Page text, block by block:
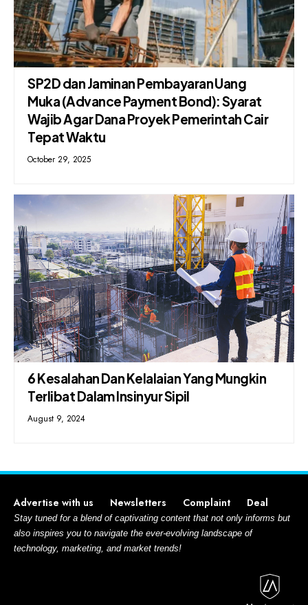
SP2D dan Jaminan Pembayaran Uang
Muka (Advance Payment Bond): Syarat
Wajib Agar Dana Proyek Pemerintah Cair
Tepat Waktu
October 29, 2025
6 Kesalahan Dan Kelalaian Yang Mungkin
Terlibat Dalam Insinyur Sipil
August 9, 2024
Advertise with us Newsletters Complaint Deal
Stay tuned for a blend of captivating content that not only informs but
also inspires you to navigate the ever-evolving landscape of
technology, marketing, and market trends!